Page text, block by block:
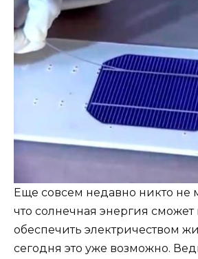
Еще совсем недавно никто не
что солнечная энергия сможет
обеспечить электричеством
сегодня это уже возможно.